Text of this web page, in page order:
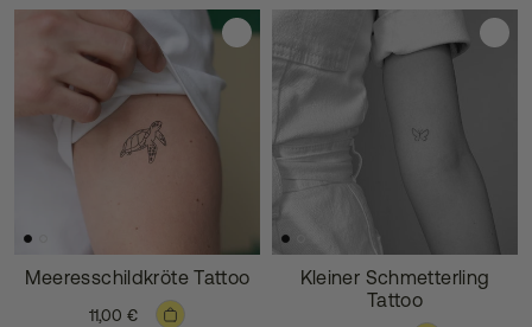
Meeresschildkröte Tattoo
11,00 €
Kleiner Schmetterling
Tattoo